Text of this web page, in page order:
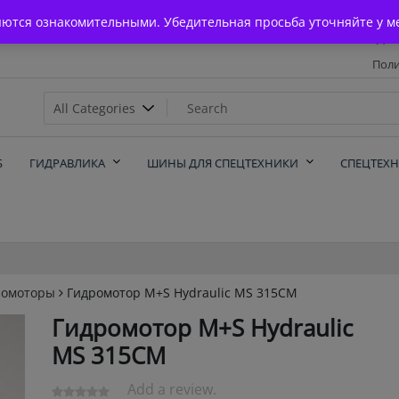
ознакомительными. Убедительная просьба уточняйте у
ГИДРАВЛИКА ШИНЫ ДЛЯ СПЕЦТЕХНИКИ
Гидромотор M+S Hydraulic MS 315CM
Гидромотор M+S Hydraulic
MS 315CM
Add a review.